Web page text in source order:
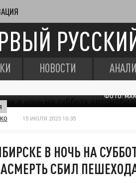
НОВОСТИ
ФОТО:
15 ИЮЛЯ 2023 10:35
В НОЧЬ НА
СБИЛ